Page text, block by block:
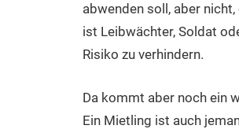
abwenden soll, aber
ist Leibwächter, Soldat
Risiko zu verhindern.
Da kommt aber noch ein
Ein Mietling ist auch